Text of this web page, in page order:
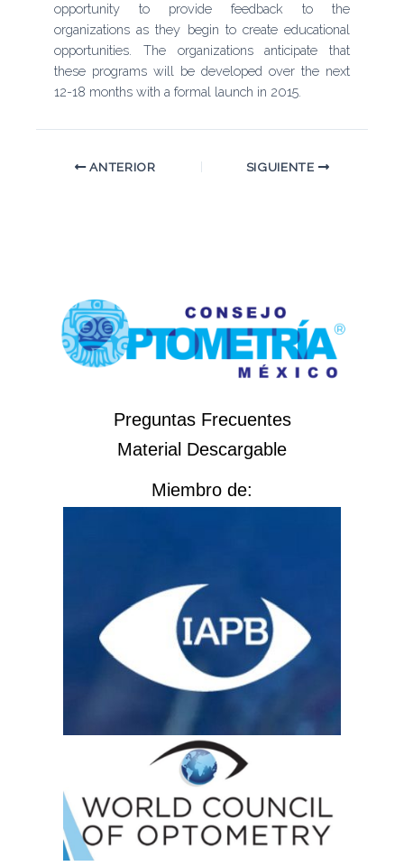
opportunity to provide feedback to the
organizations as they begin to create educational
opportunities. The organizations anticipate that
these programs will be developed over the next
12-18 months with a formal launch in 2015.
ANTERIOR SIGUIENTE
Preguntas Frecuentes
Material Descargable
Miembro de: